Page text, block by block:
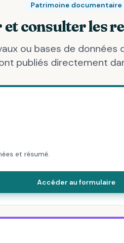
Patrimoine documentaire
consulter les
ou bases de données
publiés directement
et résumé.
Accéder au formulaire